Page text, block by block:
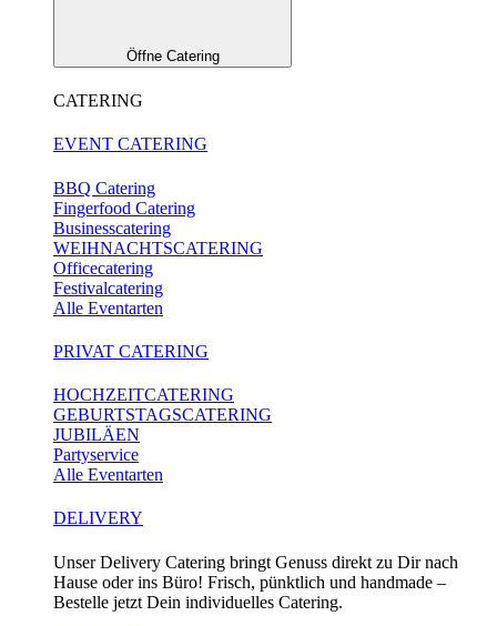
Öffne Catering
CATERING
EVENT CATERING
BBQ Catering
Fingerfood Catering
Businesscatering
WEIHNACHTSCATERING
Officecatering
Festivalcatering
Alle Eventarten
PRIVAT CATERING
HOCHZEITCATERING
GEBURTSTAGSCATERING
JUBILÄEN
Partyservice
Alle Eventarten
DELIVERY
Unser Delivery Catering bringt Genuss direkt zu Dir nach
Hause oder ins Büro! Frisch, pünktlich und handmade –
Bestelle jetzt Dein individuelles Catering.